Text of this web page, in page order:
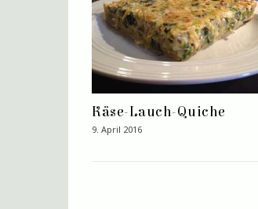
Käse-Lauch-Quiche
9. April 2016